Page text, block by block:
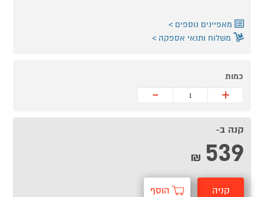
מאפיינים נוספים
משלוח ותנאי אספקה
כמות
+
-
קנה ב-
539
₪
קניה הוסף